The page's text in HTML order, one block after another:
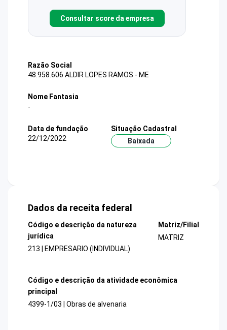
Consultar score da empresa
Razão Social
48.958.606 ALDIR LOPES RAMOS - ME
Nome Fantasia
-
Data de fundação
22/12/2022
Situação Cadastral
Baixada
Dados da receita federal
Código e descrição da natureza
jurídica
213 | EMPRESARIO (INDIVIDUAL)
Matriz/Filial
MATRIZ
Código e descrição da atividade econômica
principal
4399-1/03 | Obras de alvenaria